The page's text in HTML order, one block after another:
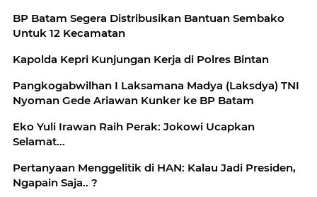
BP Batam Segera Distribusikan Bantuan Sembako
Untuk 12 Kecamatan
Kapolda Kepri Kunjungan Kerja di Polres Bintan
Pangkogabwilhan I Laksamana Madya (Laksdya) TNI
Nyoman Gede Ariawan Kunker ke BP Batam
Eko Yuli Irawan Raih Perak: Jokowi Ucapkan
Selamat...
Pertanyaan Menggelitik di HAN: Kalau Jadi Presiden,
Ngapain Saja.. ?